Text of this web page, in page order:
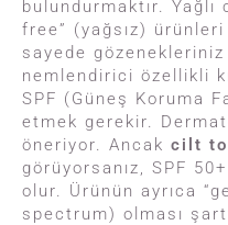
bulundurmaktır.
free” (yağsız) ürünleri
sayede
nemlendirici özellikli
SPF (Güneş Koruma
etmek gerekir.
öneriyor. Ancak cilt
görüyorsanız, SPF
olur. Ürünün ayrıca
spectrum) olması